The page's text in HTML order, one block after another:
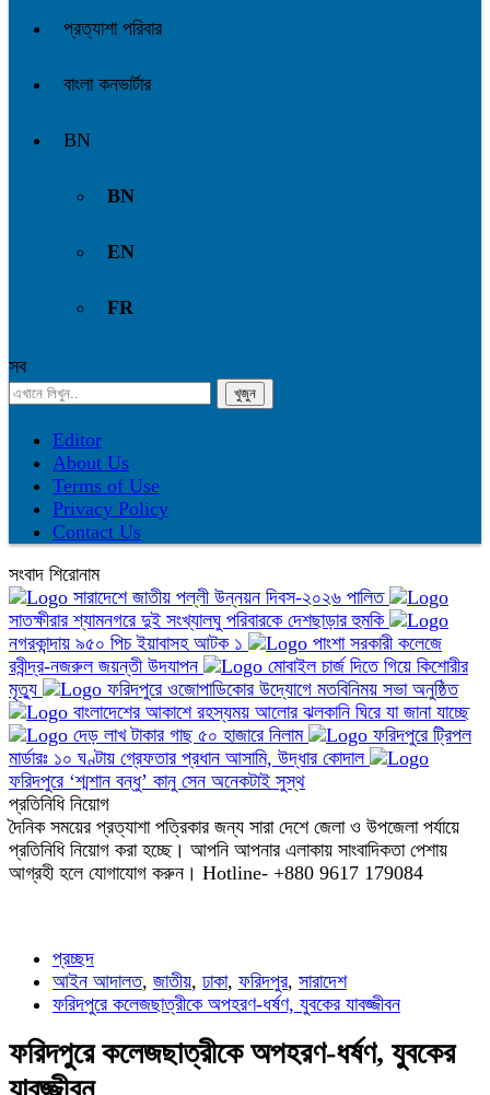
প্রত্যাশা পরিবার
বাংলা কনভার্টার
BN
BN
EN
FR
সব
Editor
About Us
Terms of Use
Privacy Policy
Contact Us
সংবাদ শিরোনাম
সারাদেশে জাতীয় পল্লী উন্নয়ন দিবস-২০২৬ পালিত
সাতক্ষীরার শ্যামনগরে দুই সংখ্যালঘু পরিবারকে দেশছাড়ার হুমকি
নগরকান্দায় ৯৫০ পিচ ইয়াবাসহ আটক ১
পাংশা সরকারী কলেজে
রবীন্দ্র-নজরুল জয়ন্তী উদযাপন
মোবাইল চার্জ দিতে গিয়ে কিশোরীর
মৃত্যু
ফরিদপুরে ওজোপাডিকোর উদ্যোগে মতবিনিময় সভা অনুষ্ঠিত
বাংলাদেশের আকাশে রহস্যময় আলোর ঝলকানি ঘিরে যা জানা যাচ্ছে
দেড় লাখ টাকার গাছ ৫০ হাজারে নিলাম
ফরিদপুরে ট্রিপল
মার্ডারঃ ১০ ঘণ্টায় গ্রেফতার প্রধান আসামি, উদ্ধার কোদাল
ফরিদপুরে ‘শ্মশান বন্ধু’ কানু সেন অনেকটাই সুস্থ
প্রতিনিধি নিয়োগ
দৈনিক সময়ের প্রত্যাশা পত্রিকার জন্য সারা দেশে জেলা ও উপজেলা পর্যায়ে
প্রতিনিধি নিয়োগ করা হচ্ছে। আপনি আপনার এলাকায় সাংবাদিকতা পেশায়
আগ্রহী হলে যোগাযোগ করুন। Hotline- +880 9617 179084
প্রচ্ছদ
আইন আদালত, জাতীয়, ঢাকা, ফরিদপুর, সারাদেশ
ফরিদপুরে কলেজছাত্রীকে অপহরণ-ধর্ষণ, যুবকের যাবজ্জীবন
ফরিদপুরে কলেজছাত্রীকে অপহরণ-ধর্ষণ, যুবকের